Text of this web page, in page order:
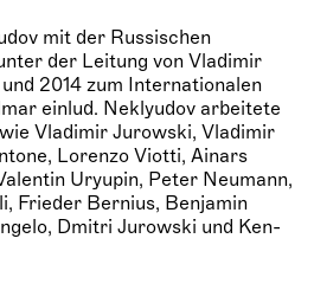
mit der Russischen
der Leitung von Vladimir
2014 zum Internationalen
einlud. Neklyudov arbeitete
Vladimir Jurowski, Vladimir
Lorenzo Viotti, Ainars
Uryupin, Peter Neumann,
Frieder Bernius, Benjamin
Dmitri Jurowski und Ken-